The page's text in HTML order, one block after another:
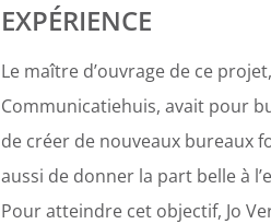
EXPÉRIENCE
Le maître d’ouvrage de ce
Communicatiehuis, avait pour
de créer de nouveaux bureaux
aussi de donner la part belle à
Pour atteindre cet objectif, Jo